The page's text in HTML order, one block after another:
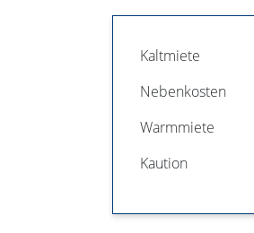
Kaltmiete
Nebenkosten
Warmmiete
Kaution